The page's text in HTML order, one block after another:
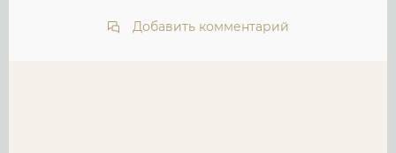
Добавить комментарий